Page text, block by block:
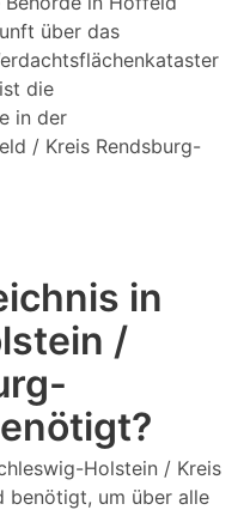
über das
die
in der
/ Kreis Rendsburg-
in
/
Holstein / Kreis
benötigt, um über alle